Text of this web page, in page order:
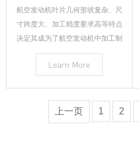
航空发动机叶片几何形状复杂、尺
寸跨度大、加工精度要求高等特点
决定其成为了航空发动机中加工制
片加工质量检测精度和检测效率提
测，从接触式检测到非接触式检
测，从传统手工检测
Learn More
上一页 1 2